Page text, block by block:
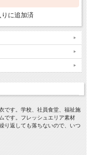
に追加済
です。学校、社員食堂、福祉施
です。フレッシュエリア素材
り返しても落ちないので、いつ